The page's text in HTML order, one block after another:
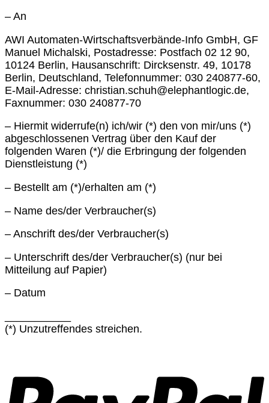
– An
AWI Automaten-Wirtschaftsverbände-Info GmbH, GF
Manuel Michalski, Postadresse: Postfach 02 12 90,
10124 Berlin, Hausanschrift: Dircksenstr. 49, 10178
Berlin, Deutschland, Telefonnummer: 030 240877-60,
E-Mail-Adresse: christian.schuh@elephantlogic.de,
Faxnummer: 030 240877-70
– Hiermit widerrufe(n) ich/wir (*) den von mir/uns (*)
abgeschlossenen Vertrag über den Kauf der
folgenden Waren (*)/ die Erbringung der folgenden
Dienstleistung (*)
– Bestellt am (*)/erhalten am (*)
– Name des/der Verbraucher(s)
– Anschrift des/der Verbraucher(s)
– Unterschrift des/der Verbraucher(s) (nur bei
Mitteilung auf Papier)
– Datum
(*) Unzutreffendes streichen.